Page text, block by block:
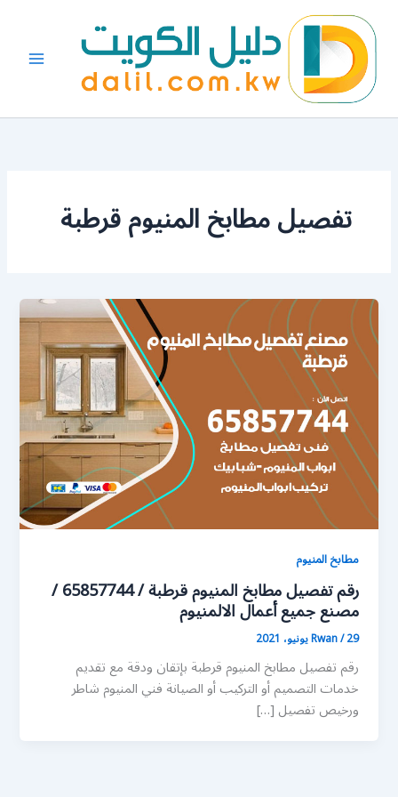
المحتوى
تفصيل مطابخ المنيوم قرطبة
مطابخ المنيوم
رقم تفصيل مطابخ المنيوم قرطبة / 65857744 /
مصنع جميع أعمال الالمنيوم
Rwan/29 يونيو، 2021
رقم تفصيل مطابخ المنيوم قرطبة بإتقان ودقة مع تقديم
خدمات التصميم أو التركيب أو الصيانة فني المنيوم شاطر
ورخيص تفصيل […]